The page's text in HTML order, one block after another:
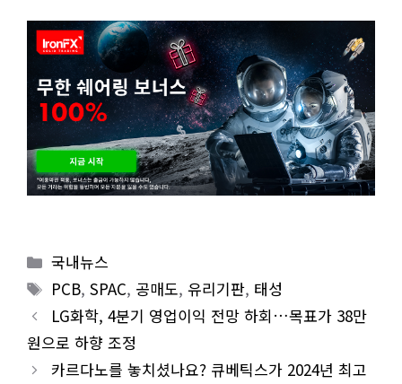
Categories
국내뉴스
Tags
PCB,SPAC, 공매도,유리기판, 태성
LG화학, 4분기 영업이익 전망 하회…목표가 38만
원으로 하향 조정
카르다노를 놓치셨나요? 큐베틱스가 2024년 최고